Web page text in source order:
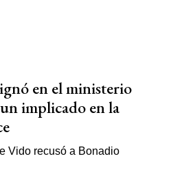
en el ministerio
implicado en la